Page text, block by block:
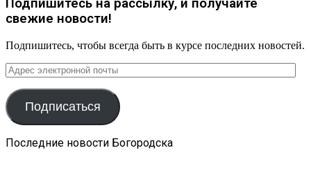
Подпишитесь на рассылку, и получайте
свежие новости!
Подпишитесь, чтобы всегда быть в курсе последних новостей.
Адрес
электронной
почты
Подписаться
Последние новости Богородска